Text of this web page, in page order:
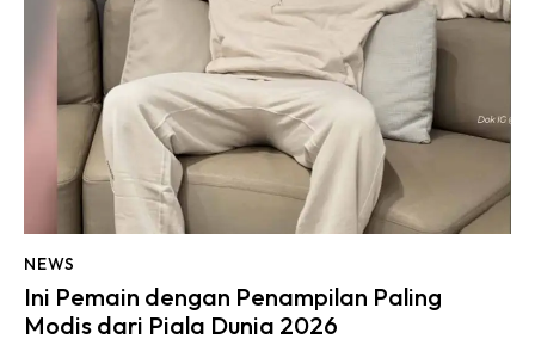
NEWS
Ini Pemain dengan Penampilan Paling
Modis dari Piala Dunia 2026